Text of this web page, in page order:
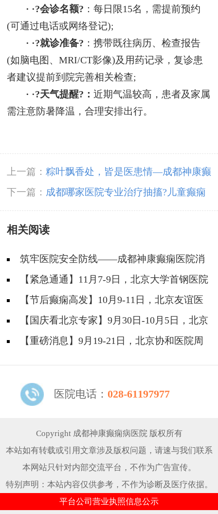
· ·?会诊名额? ：每日限15名，需提前预约
(可通过电话或网络登记);
· ·?就诊准备? ：携带既往病历、检查报告
(如脑电图、MRI/CT影像)及用药记录，复诊患
者建议提前到院完善相关检查;
· ·?天气提醒?：近期气温较高，患者及家属
需注意防暑降温，合理安排出行。
上一篇： 粽叶飘香处，皆是医患情—成都神康癫
痫医院端午爱心纪实
下一篇： 成都哪家医院专业治疗抽搐?儿童癫痫
的具体症状有哪些?
相关阅读
筑牢医院安全防线——成都神康癫痫医院消
防安全培训纪实
【紧急通通】11月7-9日，北京大学首钢医院
神经内科胡颖教授亲临成都会诊，破解癫痫疑难
【节后癫痫高发】10月9-11日，北京友谊医
院陈葵博士免费会诊+治疗援助，破解癫痫难
题！
【国庆看北京专家】9月30日-10月5日，北京
天坛&首钢医院两大专家蓉城亲诊+癫痫大额救
【重磅消息】9月19-21日，北京协和医院周
线！
医院电话： 028-61197977
Copyright 成都神康癫痫病医院 版权所有
本站如有转载或引用文章涉及版权问题，请速与我们联系
本网站只针对内部交流平台，不作为广告宣传。
特别声明：本站内容仅供参考，不作为诊断及医疗依据。
平台公司营业执照信息公示